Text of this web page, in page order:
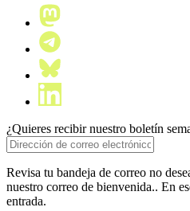
¿Quieres recibir nuestro boletín
Revisa tu bandeja de correo no
nuestro correo de bienvenida.. En
entrada.